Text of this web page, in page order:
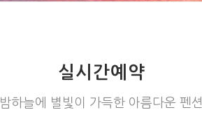
실시간예약
밤하늘에 별빛이 가득한 아름다운 펜션